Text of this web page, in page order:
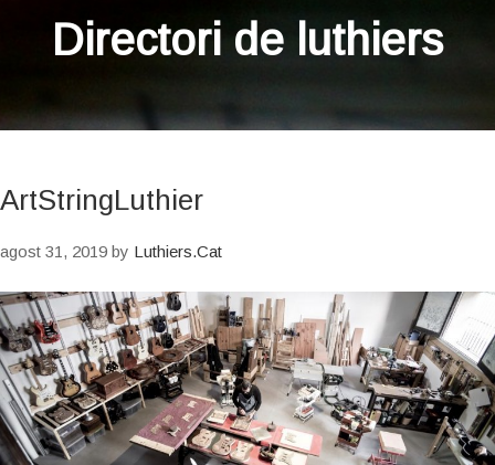
Directori de luthiers
ArtStringLuthier
agost 31, 2019 by Luthiers.Cat